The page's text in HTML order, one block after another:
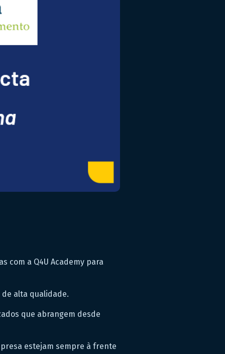
com a Q4U Academy para
alta qualidade.
que abrangem desde
estejam sempre à frente